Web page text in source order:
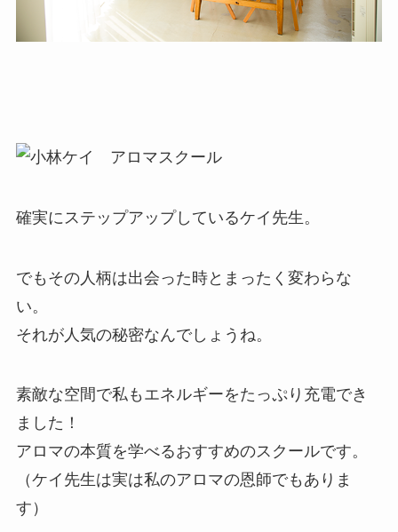
確実にステップアップしているケイ先生。
でもその人柄は出会った時とまったく変わらな
い。
それが人気の秘密なんでしょうね。
素敵な空間で私もエネルギーをたっぷり充電でき
ました！
アロマの本質を学べるおすすめのスクールです。
（ケイ先生は実は私のアロマの恩師でもありま
す）